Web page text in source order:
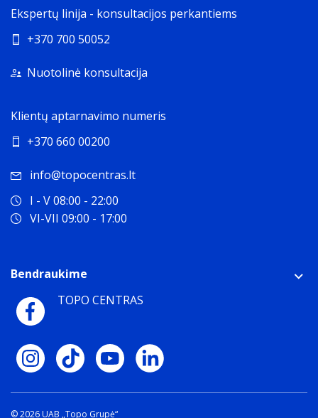
Ekspertų linija - konsultacijos perkantiems
+370 700 50052
Nuotolinė konsultacija
Klientų aptarnavimo numeris
+370 660 00200
info@topocentras.lt
I - V 08:00 - 22:00
VI-VII 09:00 - 17:00
Bendraukime
TOPO CENTRAS
© 2026 UAB „Topo Grupė“